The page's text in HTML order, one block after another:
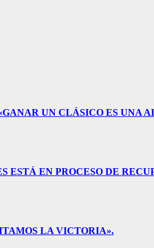
UN CLÁSICO ES UNA
ESTÁ EN PROCESO DE
LA VICTORIA».